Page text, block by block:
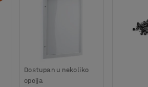
Dostupan u nekoliko
opcija